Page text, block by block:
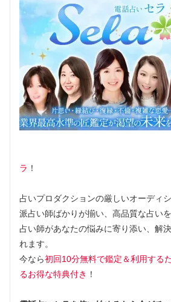
ラ ！
占いプロダクションの厳しいオーディ
派占い師ばかりが揃い、高品質な占い
占い師があなたの悩みに寄り添い、解
れます。
今なら初回10分無料で鑑定＆利用する
るお得な特典付き ！